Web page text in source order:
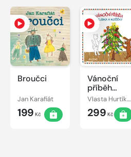
Broučci
Jan Karafiát
199 Kč
Vánoční
příběh
pejska a
kočičky
Vlasta Hurtíková
299 Kč